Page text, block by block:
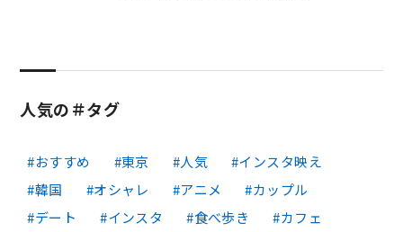
人気の＃タグ
おすすめ 東京 人気
インスタ映え
韓国
オシャレ アニメ
カップル
デート
インスタ 食べ歩き
カフェ